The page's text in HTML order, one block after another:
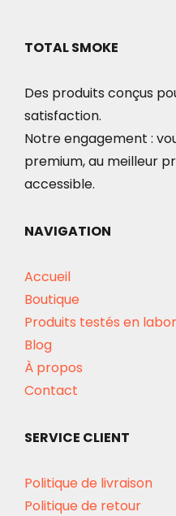
TOTAL SMOKE
Des produits conçus
satisfaction.
Notre engagement :
premium, au meilleur
accessible.
NAVIGATION
Accueil
Boutique
Produits testés en
Blog
À propos
Contact
SERVICE CLIENT
Politique de livraison
Politique de retour